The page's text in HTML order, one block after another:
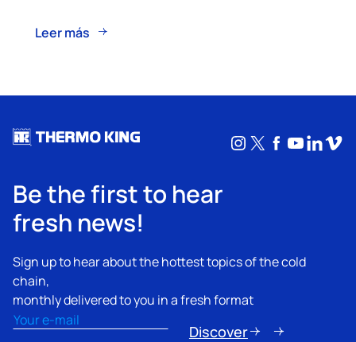
Leer más
Instagram
X Facebook
Be the first to hear
fresh news!
Sign up to hear about the hottest topics of the cold
chain,
monthly delivered to you in a fresh format
Email(Obligatorio)
Discover